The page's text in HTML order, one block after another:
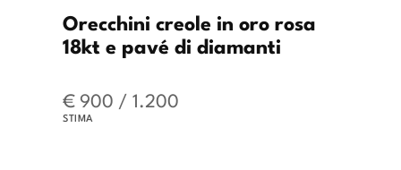
Orecchini creole in oro rosa
18kt e pavé di diamanti
€ 900 / 1.200
STIMA